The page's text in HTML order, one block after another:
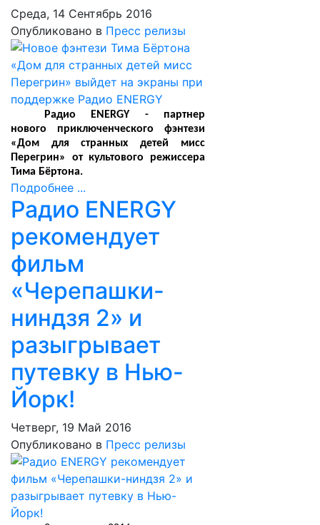
Среда, 14 Сентябрь 2016
Опубликовано в Пресс релизы
Радио ENERGY - партнер
нового приключенческого фэнтези
«Дом для странных детей мисс
Перегрин» от культового режиссера
Тима Бёртона.
Подробнее ...
Радио ENERGY
рекомендует
фильм
«Черепашки-
ниндзя 2» и
разыгрывает
путевку в Нью-
Йорк!
Четверг, 19 Май 2016
Опубликовано в Пресс релизы